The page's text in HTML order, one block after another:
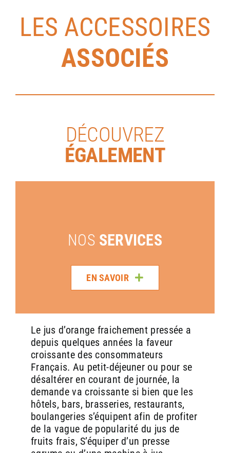
LES ACCESSOIRES
ASSOCIÉS
DÉCOUVREZ
ÉGALEMENT
NOS SERVICES
EN SAVOIR
BOUTIQUEEN LIGNE
BOUTEILLES BOUCHONNÉES
EN SAVOIR
Pourquoi proposer du jus d’orange
frais en boulangerie avec une
machine Zumex ?
1. Répondre à une demande croissante de
naturalité et de fraîcheur
Les consommateurs sont de plus en plus attentifs à la
Le jus d’orange fraichement pressée a
depuis quelques années la faveur
croissante des consommateurs
Français. Au petit-déjeuner ou pour se
désaltérer en courant de journée, la
demande va croissante si bien que les
hôtels, bars, brasseries, restaurants,
boulangeries s’équipent afin de profiter
de la vague de popularité du jus de
fruits frais, S’équiper d’un presse
BOUTIQUEEN LIGNE
MACHINESNEUVES
EN SAVOIR
BOUTIQUEEN LIGNE
PIÈCES DÉTACHÉES & ACCESSOIRES
EN SAVOIR
BOUTIQUEEN LIGNE
MACHINESRECONDITIONNÉES
EN SAVOIR
BOUTIQUEEN LIGNE
BOUTEILLES BOUCHONNÉES
EN SAVOIR
Pourquoi proposer du jus d’orange
frais en boulangerie avec une
machine Zumex ?
1. Répondre à une demande croissante de
naturalité et de fraîcheur
Les consommateurs sont de plus en plus attentifs à la